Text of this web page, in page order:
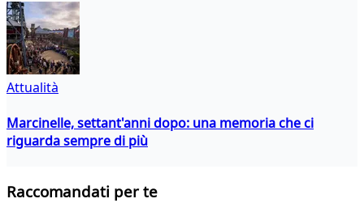
Attualità
Marcinelle, settant'anni dopo: una memoria che ci
riguarda sempre di più
Raccomandati per te